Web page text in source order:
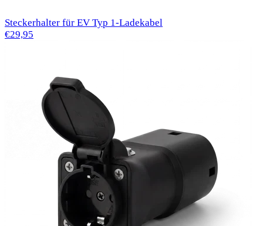
Steckerhalter für EV Typ 1-Ladekabel
€29,95